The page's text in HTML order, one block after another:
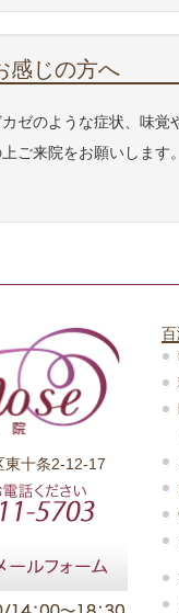
感じの方へ
ゼのような症状、味
ご来院をお願いします。
東十条2-12-17